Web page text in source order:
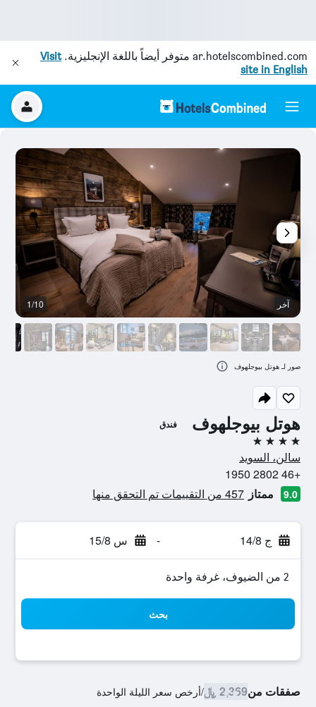
ar.hotelscombined.com متوفر أيضاً باللغة الإنجليزية.Visit
site in English
هوتل بيوجلهوف فندق
4 نجوم
سالن، السويد
+46 2802 1950
9.0 ممتاز 457 من التقييمات تم التحقق منها
ج 14/8 - س 15/8
2 من الضيوف، غرفة واحدة
بحث
صفقات من2,369 ﷼ /أرخص سعر الليلة الواحدة
آخر 1/10
صور لـ هوتل بيوجلهوف